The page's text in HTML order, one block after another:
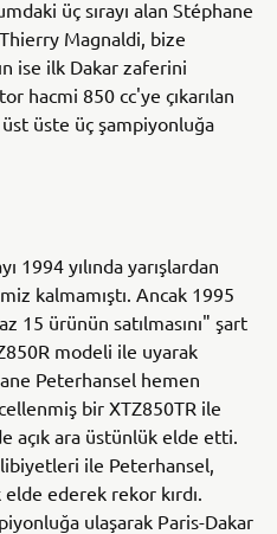
üç sırayı alan Stéphane
Magnaldi, bize
ise ilk Dakar zaferini
hacmi 850 cc'ye çıkarılan
üste üç şampiyonluğa
1994 yılında yarışlardan
kalmamıştı. Ancak 1995
15 ürünün satılmasını" şart
modeli ile uyarak
Peterhansel hemen
bir XTZ850TR ile
açık ara üstünlük elde etti.
ile Peterhansel,
ederek rekor kırdı.
ulaşarak Paris-Dakar